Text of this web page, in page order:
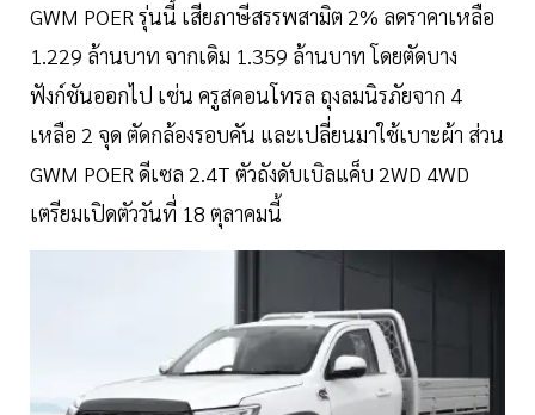
GWM POER รุ่นนี้ เสียภาษีสรรพสามิต 2% ลดราคาเหลือ
1.229 ล้านบาท จากเดิม 1.359 ล้านบาท โดยตัดบาง
ฟังก์ชันออกไป เช่น ครูสคอนโทรล ถุงลมนิรภัยจาก 4
เหลือ 2 จุด ตัดกล้องรอบคัน และเปลี่ยนมาใช้เบาะผ้า ส่วน
GWM POER ดีเซล 2.4T ตัวถังดับเบิลแค็บ 2WD 4WD
เตรียมเปิดตัววันที่ 18 ตุลาคมนี้